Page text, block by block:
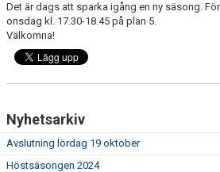
Det är dags att sparka igång en ny säsong.
onsdag kl. 17.30-18.45 på plan 5.
Välkomna!
Nyhetsarkiv
Avslutning lördag 19 oktober
Höstsäsongen 2024